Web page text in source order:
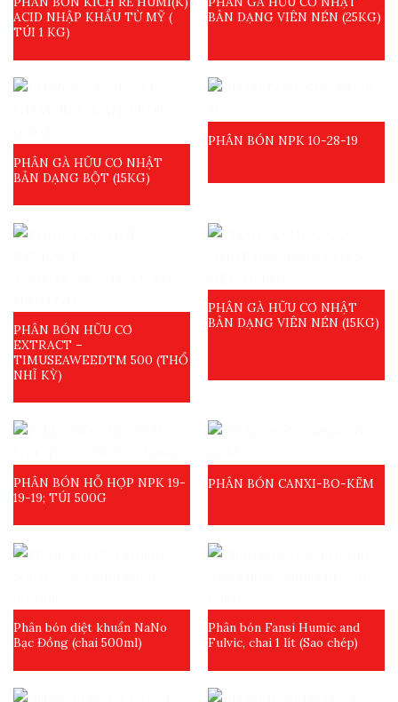
ACID NHẬP KHẨU TỪ MỸ (
TÚI 1 KG)
BẢN DẠNG VIÊN NÉN (25KG)
PHÂN GÀ HỮU CƠ NHẬT
BẢN DẠNG BỘT (15KG)
PHÂN BÓN NPK 10-28-19
PHÂN BÓN HỮU CƠ
EXTRACT –
TIMUSEAWEEDTM 500 (THỔ
NHĨ KỲ)
PHÂN GÀ HỮU CƠ NHẬT
BẢN DẠNG VIÊN NÉN (15KG)
PHÂN BÓN HỖ HỢP NPK 19-
19-19; TÚI 500G
PHÂN BÓN CANXI-BO-KẼM
Phân bón diệt khuẩn NaNo
Bạc Đồng (chai 500ml)
Phân bón Fansi Humic and
Fulvic, chai 1 lít (Sao chép)